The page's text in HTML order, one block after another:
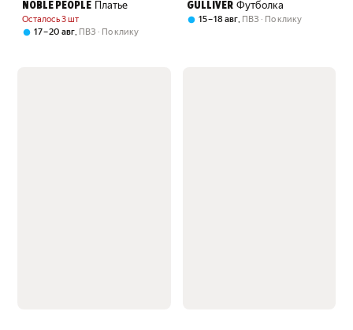
NOBLE PEOPLE Платье
Осталось 3 шт
17 – 20 авг, ПВЗ По клику
GULLIVER Футболка
15 – 18 авг, ПВЗ По клику